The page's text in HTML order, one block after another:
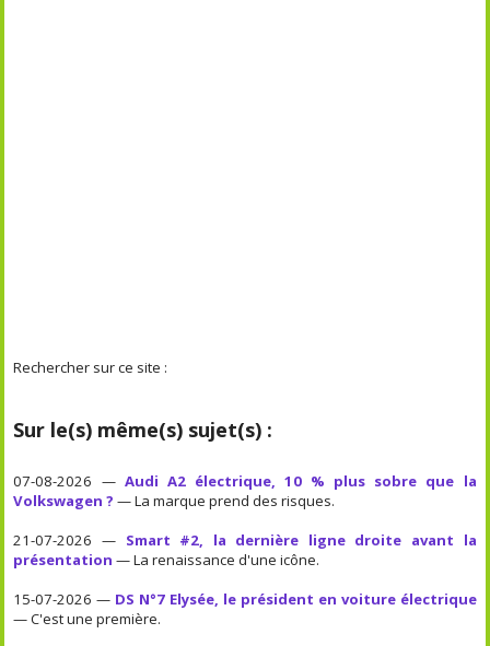
Rechercher sur ce site :
Sur le(s) même(s) sujet(s) :
07-08-2026 — Audi A2 électrique, 10 % plus sobre que la
Volkswagen ? — La marque prend des risques.
21-07-2026 — Smart #2, la dernière ligne droite avant la
présentation — La renaissance d'une icône.
15-07-2026 — DS N°7 Elysée, le président en voiture électrique
— C'est une première.